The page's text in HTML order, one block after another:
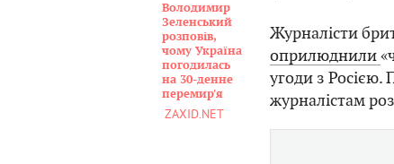
Володимир
Зеленський
розповів,
чому Україна
погодилась
на 30-денне
перемир'я
ZAXID.NET
Журналісти
оприлюднили
угоди з Росією.
журналістам